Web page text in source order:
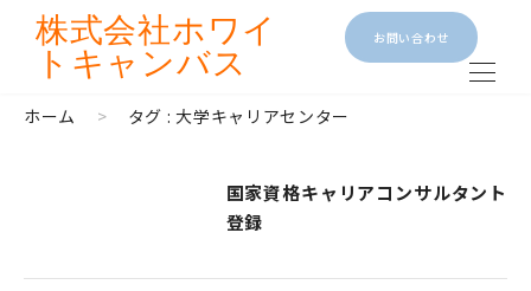
株式会社ホワイ
トキャンバス
お問い合わせ
ホーム > タグ : 大学キャリアセンター
国家資格キャリアコンサルタント
登録